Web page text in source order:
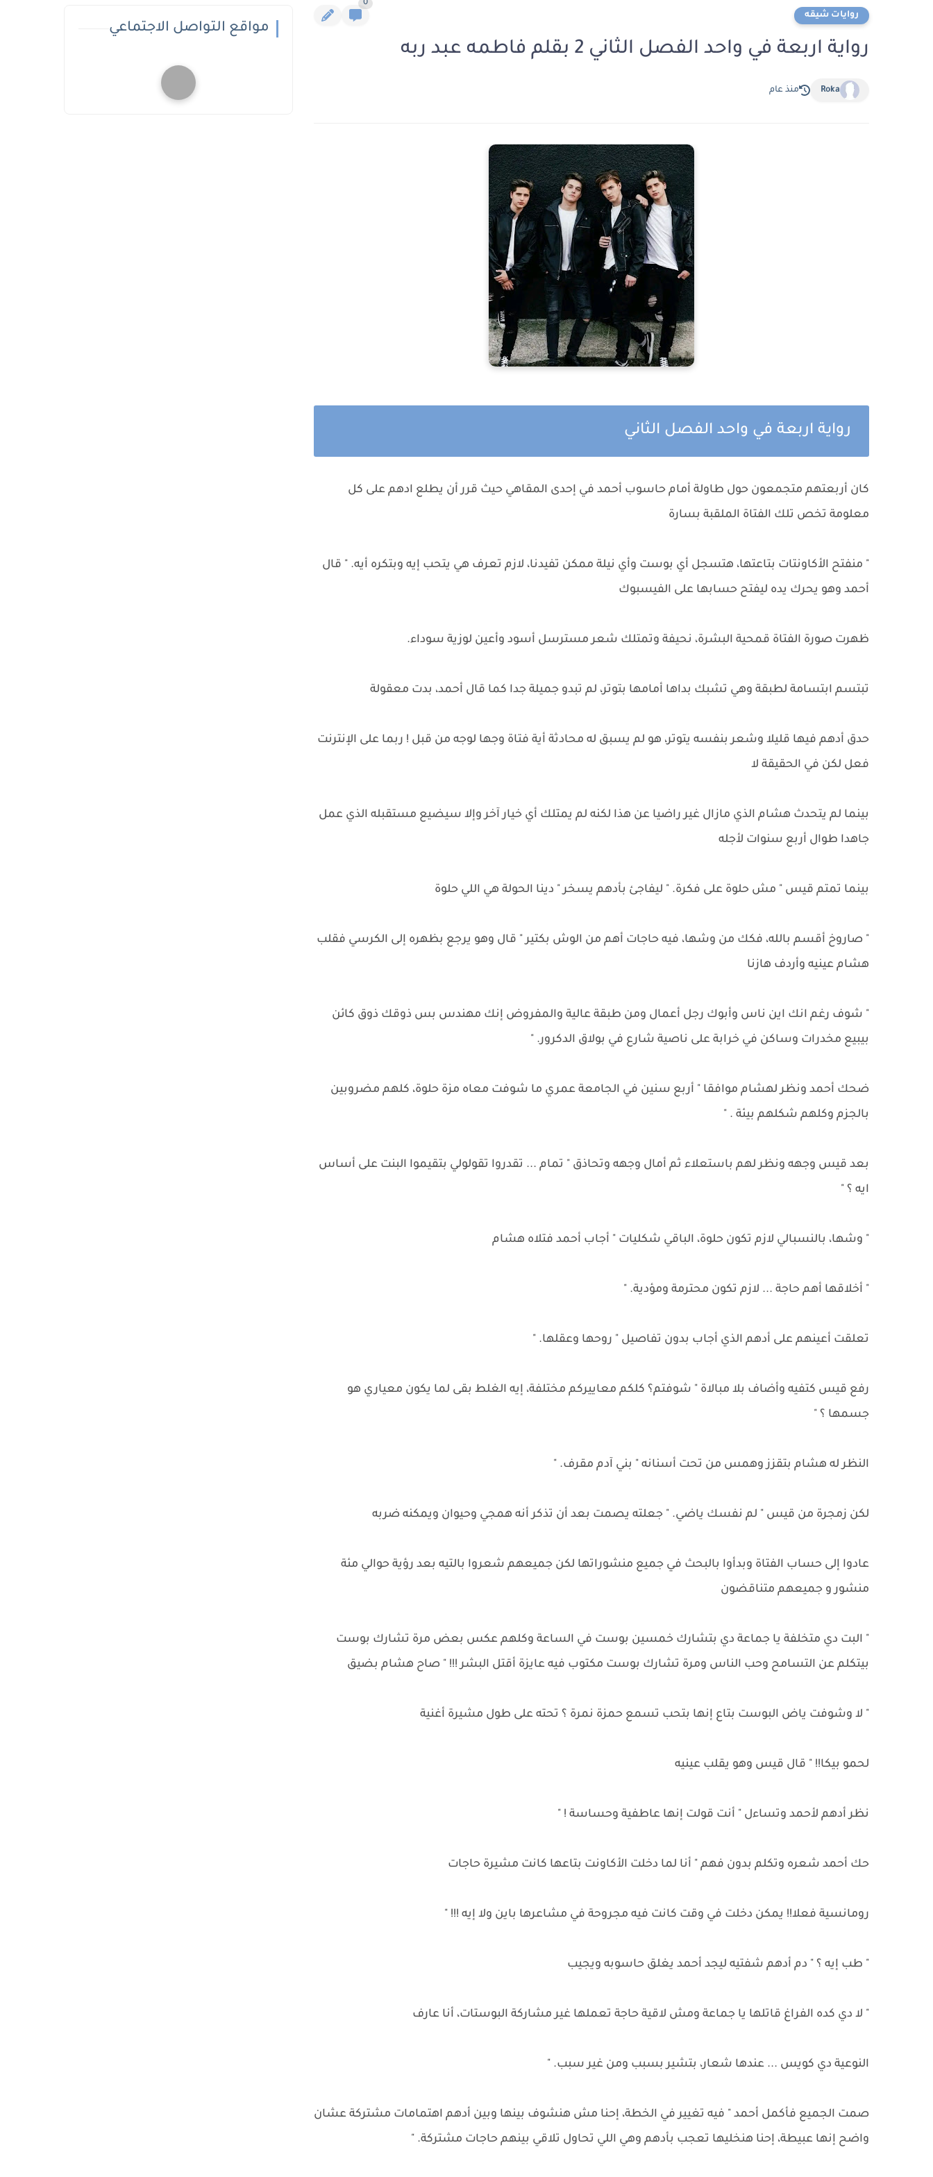
روايات شيقه
0
رواية اربعة في واحد الفصل الثاني 2 بقلم فاطمه عبد ربه
Roka منذ عام
رواية اربعة في واحد الفصل الثاني
كان أربعتهم متجمعون حول طاولة أمام حاسوب أحمد في إحدى المقاهي حيث قرر أن يطلع ادهم على كل
معلومة تخص تلك الفتاة الملقبة بسارة
" منفتح الأكاونتات بتاعتها، هتسجل أي بوست وأي نيلة ممكن تفيدنا، لازم تعرف هي يتحب إيه وبتكره أيه. " قال
أحمد وهو يحرك يده ليفتح حسابها على الفيسبوك
ظهرت صورة الفتاة قمحية البشرة، نحيفة وتمتلك شعر مسترسل أسود وأعين لوزية سوداء.
تبتسم ابتسامة لطبقة وهي تشبك بداها أمامها بتوتر، لم تبدو جميلة جدا كما قال أحمد، بدت معقولة
حدق أدهم فيها قليلا وشعر بنفسه يتوتر، هو لم يسبق له محادثة أية فتاة وجها لوجه من قبل ! ربما على الإنترنت
فعل لكن في الحقيقة لا
بينما لم يتحدث هشام الذي مازال غير راضيا عن هذا لكنه لم يمتلك أي خيار آخر وإلا سيضيع مستقبله الذي عمل
جاهدا طوال أربع سنوات لأجله
بينما تمتم قيس " مش حلوة على فكرة. " ليفاجئ بأدهم يسخر " دينا الحولة هي اللي حلوة
" صاروخ أقسم بالله، فكك من وشها، فيه حاجات أهم من الوش بكتير " قال وهو يرجع بظهره إلى الكرسي فقلب
هشام عينيه وأردف هازنا
" شوف رغم انك اين ناس وأبوك رجل أعمال ومن طبقة عالية والمفروض إنك مهندس بس ذوقك ذوق كائن
بيبيع مخدرات وساكن في خرابة على ناصية شارع في بولاق الدكرور. "
ضحك أحمد ونظر لهشام موافقا " أربع سنين في الجامعة عمري ما شوفت معاه مزة حلوة، كلهم مضروبين
بالجزم وكلهم شكلهم بيئة . "
بعد قيس وجهه ونظر لهم باستعلاء ثم أمال وجهه وتحاذق " تمام ... تقدروا تقولولي بتقيموا البنت على أساس
ايه ؟ "
" وشها، بالنسبالي لازم تكون حلوة، الباقي شكليات " أجاب أحمد فتلاه هشام
" أخلاقها أهم حاجة ... لازم تكون محترمة ومؤدية. "
تعلقت أعينهم على أدهم الذي أجاب بدون تفاصيل " روحها وعقلها. "
رفع قيس كتفيه وأضاف بلا مبالاة " شوفتم؟ كلكم معاييركم مختلفة، إيه الغلط بقى لما يكون معياري هو
جسمها ؟ "
النظر له هشام بتقزز وهمس من تحت أسنانه " بني آدم مقرف. "
لكن زمجرة من قيس " لم نفسك ياضي. " جعلته يصمت بعد أن تذكر أنه همجي وحيوان ويمكنه ضربه
عادوا إلى حساب الفتاة وبدأوا بالبحث في جميع منشوراتها لكن جميعهم شعروا بالتيه بعد رؤية حوالي مئة
منشور و جميعهم متناقضون
" البت دي متخلفة يا جماعة دي بتشارك خمسين بوست في الساعة وكلهم عكس بعض مرة تشارك بوست
بيتكلم عن التسامح وحب الناس ومرة تشارك بوست مكتوب فيه عايزة أقتل البشر !!! " صاح هشام بضيق
" لا وشوفت ياض البوست بتاع إنها بتحب تسمع حمزة نمرة ؟ تحته على طول مشيرة أغنية
لحمو بيكا!! " قال قيس وهو يقلب عينيه
نظر أدهم لأحمد وتساءل " أنت قولت إنها عاطفية وحساسة ! "
حك أحمد شعره وتكلم بدون فهم " أنا لما دخلت الأكاونت بتاعها كانت مشيرة حاجات
رومانسية فعلا!! يمكن دخلت في وقت كانت فيه مجروحة في مشاعرها باين ولا إيه !!! "
" طب إيه ؟ " دم أدهم شفتيه ليجد أحمد يغلق حاسوبه ويجيب
" لا دي كده الفراغ قاتلها يا جماعة ومش لاقية حاجة تعملها غير مشاركة البوستات، أنا عارف
النوعية دي كويس ... عندها شعار، بتشير بسبب ومن غير سبب. "
صمت الجميع فأكمل أحمد " فيه تغيير في الخطة، إحنا مش هنشوف بينها وبين أدهم اهتمامات مشتركة عشان
واضح إنها عبيطة، إحنا هنخليها تعجب بأدهم وهي اللي تحاول تلاقي بينهم حاجات مشتركة. "
مواقع التواصل الاجتماعي